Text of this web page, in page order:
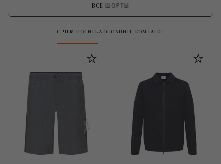
ВСЕ ШОРТЫ
С ЧЕМ НОСИТЬ ДОПОЛНИТЕ КОМПЛЕКТ